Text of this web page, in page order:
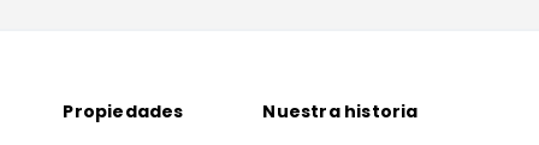
Propiedades
Nuestra historia